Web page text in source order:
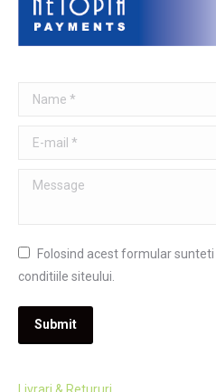
Name *
E-mail *
Message
Folosind acest formular
conditiile siteului.
Submit